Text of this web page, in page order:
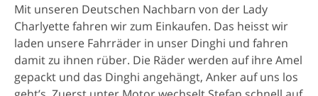
Mit unseren Deutschen Nachbarn von der Lady
Charlyette fahren wir zum Einkaufen. Das heisst wir
laden unsere Fahrräder in unser Dinghi und fahren
damit zu ihnen rüber. Die Räder werden auf ihre Amel
gepackt und das Dinghi angehängt, Anker auf uns los